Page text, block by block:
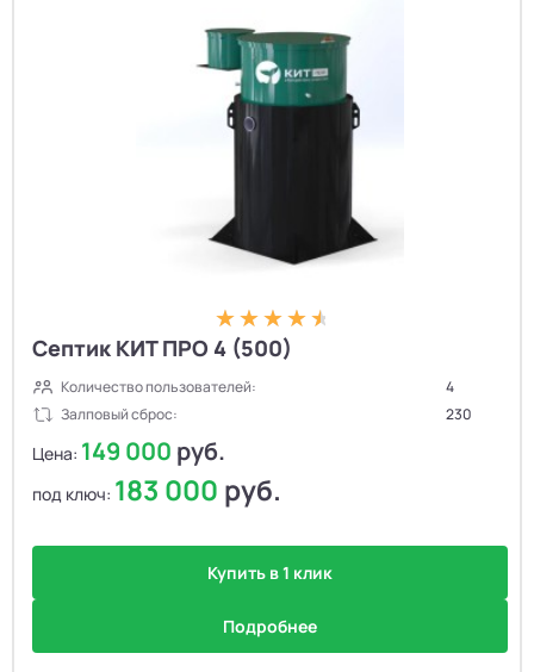
Септик КИТ ПРО 4 (500)
Количество пользователей:
4
Залповый сброс:
230
Цена: 149 000 руб.
под ключ: 183 000 руб.
Купить в 1 клик
Подробнее